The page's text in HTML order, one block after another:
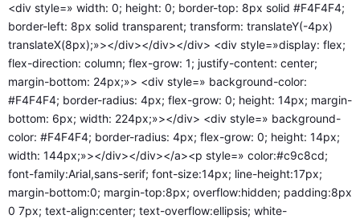
<div style=» width: 0; height: 0; border-top: 8px solid #F4F4F4;
border-left: 8px solid transparent; transform: translateY(-4px)
translateX(8px);»></div></div></div> <div style=»display: flex;
flex-direction: column; flex-grow: 1; justify-content: center;
margin-bottom: 24px;»> <div style=» background-color:
#F4F4F4; border-radius: 4px; flex-grow: 0; height: 14px; margin-
bottom: 6px; width: 224px;»></div> <div style=» background-
color: #F4F4F4; border-radius: 4px; flex-grow: 0; height: 14px;
width: 144px;»></div></div></a><p style=» color:#c9c8cd;
font-family:Arial,sans-serif; font-size:14px; line-height:17px;
margin-bottom:0; margin-top:8px; overflow:hidden; padding:8px
0 7px; text-align:center; text-overflow:ellipsis; white-